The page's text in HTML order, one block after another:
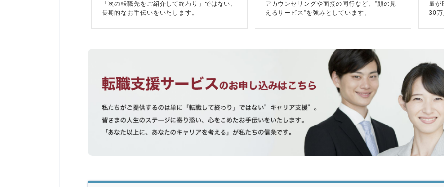
「次の転職先をご紹介して終わり」ではない、
長期的なお手伝いをいたします。
アカウンセリングや面接の同行など、”顔の見
えるサービス”を強みとしています。
量が
30万